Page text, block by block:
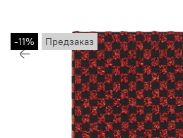
-11% Предзаказ